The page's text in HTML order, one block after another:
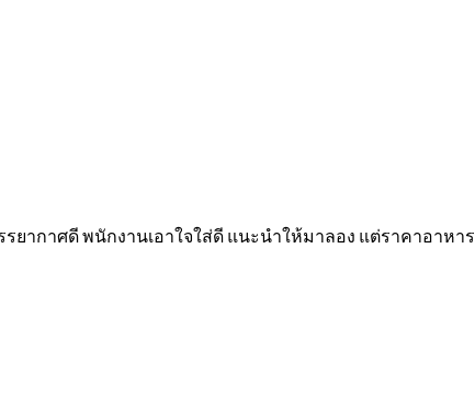
ยากาศดี พนักงานเอาใจใส่ดี แนะนำให้มาลอง แต่ราคาอาห